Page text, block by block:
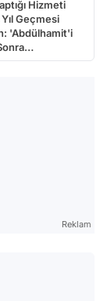
Hizmeti
Geçmesi
'Abdülhamit'i
Reklam